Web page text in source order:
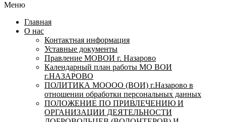
Меню
Главная
О нас
Контактная информация
Уставные документы
Правление МОВОИ г. Назарово
Календарный план работы МО ВОИ
г.НАЗАРОВО
ПОЛИТИКА МОООО (ВОИ) г.Назарово в
отношении обработки персональных данных
ПОЛОЖЕНИЕ ПО ПРИВЛЕЧЕНИЮ И
ОРГАНИЗАЦИИ ДЕЯТЕЛЬНОСТИ